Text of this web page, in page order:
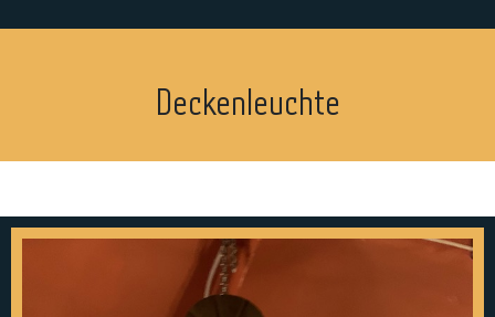
Deckenleuchte